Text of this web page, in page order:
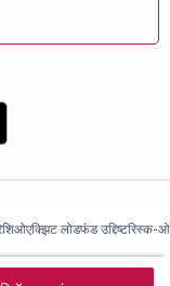
एक्झिट लोडफंड उद्दिष्टरिस्क-